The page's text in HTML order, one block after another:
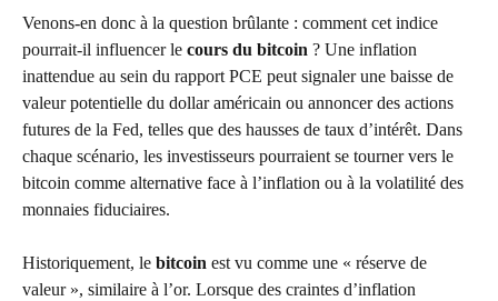
Venons-en donc à la question brûlante : comment cet indice
pourrait-il influencer le cours du bitcoin ? Une inflation
inattendue au sein du rapport PCE peut signaler une baisse de
valeur potentielle du dollar américain ou annoncer des actions
futures de la Fed, telles que des hausses de taux d’intérêt. Dans
chaque scénario, les investisseurs pourraient se tourner vers le
bitcoin comme alternative face à l’inflation ou à la volatilité des
monnaies fiduciaires.
Historiquement, le bitcoin est vu comme une « réserve de
valeur », similaire à l’or. Lorsque des craintes d’inflation